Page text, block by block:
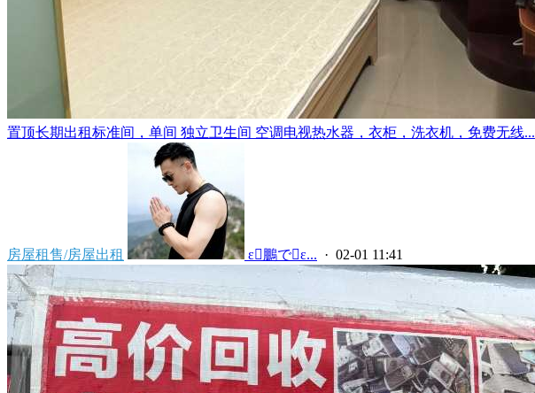
置顶长期出租标准间，单间 独立卫生间 空调电视热水器，衣柜，洗衣机，免费无线...
房屋租售/房屋出租  ε鵬でε... · 02-01 11:41